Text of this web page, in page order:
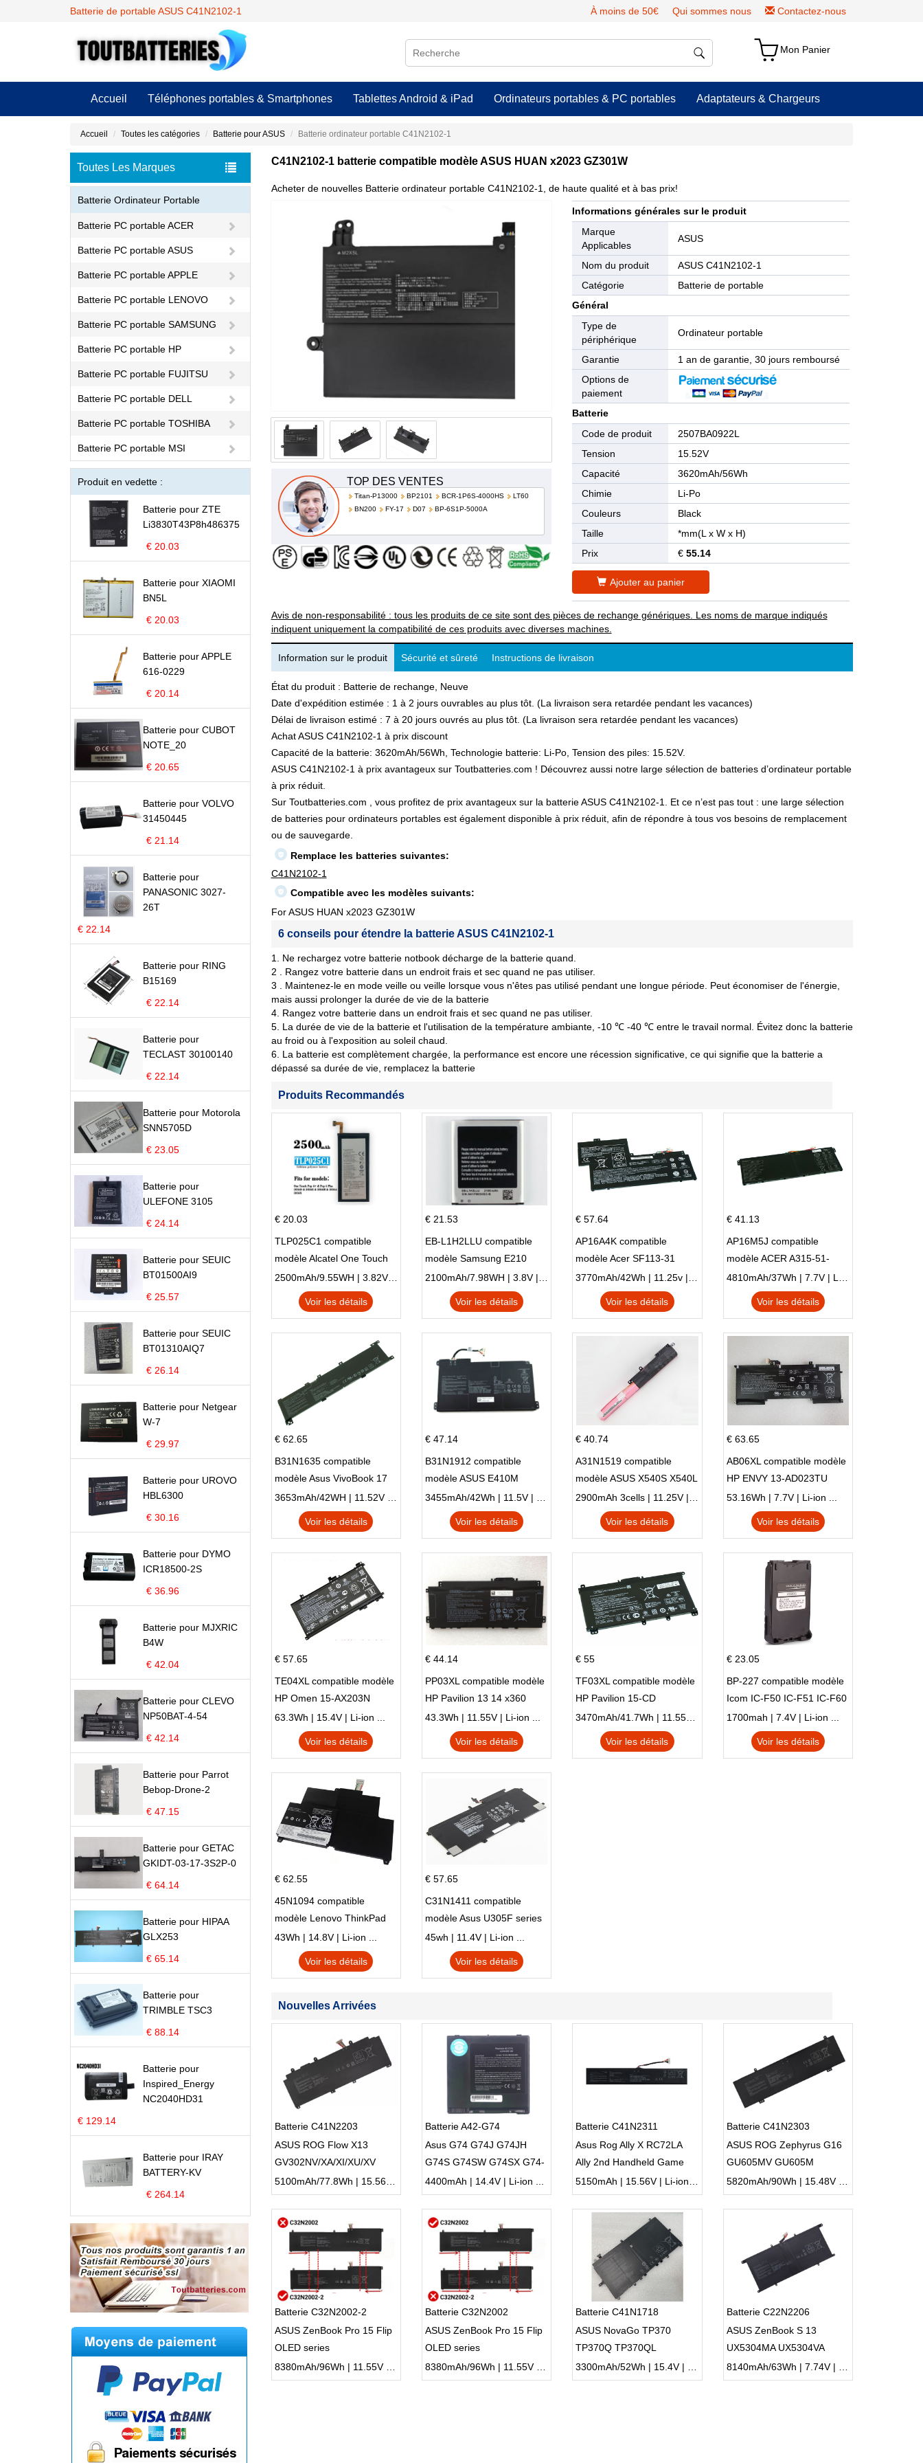
Batterie de portable ASUS C41N2102-1 À moins de 50€ Qui sommes nous Contactez-nous
Mon Panier
Accueil Téléphones portables & Smartphones Tablettes Android & iPad Ordinateurs portables & PC portables Adaptateurs & Chargeurs
Accueil Toutes les catégories Batterie pour ASUS Batterie ordinateur portable C41N2102-1
Toutes Les Marques
Batterie Ordinateur Portable
Batterie PC portable ACER
Batterie PC portable ASUS
Batterie PC portable APPLE
Batterie PC portable LENOVO
Batterie PC portable SAMSUNG
Batterie PC portable HP
Batterie PC portable FUJITSU
Batterie PC portable DELL
Batterie PC portable TOSHIBA
Batterie PC portable MSI
Produit en vedette :
Batterie pour ZTE
Li3830T43P8h486375
€ 20.03
Batterie pour XIAOMI
BN5L
€ 20.03
Batterie pour APPLE
616-0229
€ 20.14
Batterie pour CUBOT
NOTE_20
€ 20.65
Batterie pour VOLVO
31450445
€ 21.14
Batterie pour
PANASONIC 3027-
26T
€ 22.14
Batterie pour RING
B15169
€ 22.14
Batterie pour
TECLAST 30100140
€ 22.14
Batterie pour Motorola
SNN5705D
€ 23.05
Batterie pour
ULEFONE 3105
€ 24.14
Batterie pour SEUIC
BT01500AI9
€ 25.57
Batterie pour SEUIC
BT01310AIQ7
€ 26.14
Batterie pour Netgear
W-7
€ 29.97
Batterie pour UROVO
HBL6300
€ 30.16
Batterie pour DYMO
ICR18500-2S
€ 36.96
Batterie pour MJXRIC
B4W
€ 42.04
Batterie pour CLEVO
NP50BAT-4-54
€ 42.14
Batterie pour Parrot
Bebop-Drone-2
€ 47.15
Batterie pour GETAC
GKIDT-03-17-3S2P-0
€ 64.14
Batterie pour HIPAA
GLX253
€ 65.14
Batterie pour
TRIMBLE TSC3
€ 88.14
Batterie pour
Inspired_Energy
NC2040HD31
€ 129.14
Batterie pour IRAY
BATTERY-KV
€ 264.14
C41N2102-1 batterie compatible modèle ASUS HUAN x2023 GZ301W
Acheter de nouvelles Batterie ordinateur portable C41N2102-1, de haute qualité et à bas prix!
TOP DES VENTES
Titan-P13000 BP2101 BCR-1P6S-4000HS
LT60
BN200
FY-17 D07 BP-6S1P-5000A
Informations générales sur le produit
Marque
Applicables
ASUS
Nom du produit
ASUS C41N2102-1
Catégorie
Batterie de portable
Général
Type de
périphérique
Ordinateur portable
Garantie
1 an de garantie, 30 jours remboursé
Options de
paiement
Batterie
Code de produit
2507BA0922L
Tension
15.52V
Capacité
3620mAh/56Wh
Chimie
Li-Po
Couleurs
Black
Taille
*mm(L x W x H)
Prix
€55.14
Ajouter au panier
Avis de non-responsabilité : tous les produits de ce site sont des pièces de rechange génériques. Les noms de marque indiqués
indiquent uniquement la compatibilité de ces produits avec diverses machines.
Information sur le produit Sécurité et sûreté Instructions de livraison
État du produit : Batterie de rechange, Neuve
Date d'expédition estimée : 1 à 2 jours ouvrables au plus tôt. (La livraison sera retardée pendant les vacances)
Délai de livraison estimé : 7 à 20 jours ouvrés au plus tôt. (La livraison sera retardée pendant les vacances)
Achat ASUS C41N2102-1 à prix discount
Capacité de la batterie: 3620mAh/56Wh, Technologie batterie: Li-Po, Tension des piles: 15.52V.
ASUS C41N2102-1 à prix avantageux sur Toutbatteries.com ! Découvrez aussi notre large sélection de batteries d’ordinateur portable
à prix réduit.
Sur Toutbatteries.com , vous profitez de prix avantageux sur la batterie ASUS C41N2102-1. Et ce n’est pas tout : une large sélection
de batteries pour ordinateurs portables est également disponible à prix réduit, afin de répondre à tous vos besoins de remplacement
ou de sauvegarde.
Remplace les batteries suivantes:
C41N2102-1
Compatible avec les modèles suivants:
For ASUS HUAN x2023 GZ301W
6 conseils pour étendre la batterie ASUS C41N2102-1
1. Ne rechargez votre batterie notbook décharge de la batterie quand.
2 . Rangez votre batterie dans un endroit frais et sec quand ne pas utiliser.
3 . Maintenez-le en mode veille ou veille lorsque vous n'êtes pas utilisé pendant une longue période. Peut économiser de l'énergie,
mais aussi prolonger la durée de vie de la batterie
4. Rangez votre batterie dans un endroit frais et sec quand ne pas utiliser.
5. La durée de vie de la batterie et l'utilisation de la température ambiante, -10 ℃ -40 ℃ entre le travail normal. Évitez donc la batterie
au froid ou à l'exposition au soleil chaud.
6. La batterie est complètement chargée, la performance est encore une récession significative, ce qui signifie que la batterie a
dépassé sa durée de vie, remplacez la batterie
Produits Recommandés
€ 20.03
TLP025C1 compatible
modèle Alcatel One Touch
Pop 4 Plus OT-5056D
2500mAh/9.55WH | 3.82V | Li-ion ...
Voir les détails
€ 21.53
EB-L1H2LLU compatible
modèle Samsung E210
E210K i939
Voir les détails
€ 57.64
AP16A4K compatible
modèle Acer SF113-31
AO1-132 NE132
Voir les détails
€ 41.13
AP16M5J compatible
modèle ACER A315-51-
51SL N17Q1 SERIES
Voir les détails
€ 62.65
B31N1635 compatible
modèle Asus VivoBook 17
X705NC X705UA X705UV
X705UN X705UD
Voir les détails
€ 47.14
B31N1912 compatible
modèle ASUS E410M
E410MA L410MA
Voir les détails
€ 40.74
A31N1519 compatible
modèle ASUS X540S X540L
X540LA-SI302 X540SA
X540S
Voir les détails
€ 63.65
AB06XL compatible modèle
HP ENVY 13-AD023TU
HSTNN-DB8C 921438-855
TPN-I128
53.16Wh | 7.7V | Li-ion ...
Voir les détails
€ 57.65
TE04XL compatible modèle
HP Omen 15-AX203N
Omen 15 Series Pavilion 15
Series
63.3Wh | 15.4V | Li-ion ...
Voir les détails
€ 44.14
PP03XL compatible modèle
HP Pavilion 13 14 x360
L83388-AC1 L83388-421
HSTNN-LB8S M01118-421
M01144-005 13-BB 14-DV
43.3Wh | 11.55V | Li-ion ...
Voir les détails
€ 55
TF03XL compatible modèle
HP Pavilion 15-CD
Voir les détails
€ 23.05
BP-227 compatible modèle
Icom IC-F50 IC-F51 IC-F60
IC-F61 IC-M87
1700mah | 7.4V | Li-ion ...
Voir les détails
€ 62.55
45N1094 compatible
modèle Lenovo ThinkPad
Edge S230u Twist
43Wh | 14.8V | Li-ion ...
Voir les détails
€ 57.65
C31N1411 compatible
modèle Asus U305F series
45wh | 11.4V | Li-ion ...
Voir les détails
Nouvelles Arrivées
Batterie C41N2203
ASUS ROG Flow X13
GV302NV/XA/XI/XU/XV
5100mAh/77.8Wh | 15.56V | Li-ion ...
Batterie A42-G74
Asus G74 G74J G74JH
G74S G74SW G74SX G74-
4S2P A42G74
4400mAh | 14.4V | Li-ion ...
Batterie C41N2311
Asus Rog Ally X RC72LA
Ally 2nd Handheld Game
player Pc
Batterie C41N2303
ASUS ROG Zephyrus G16
GU605MV GU605M
GU605MI GU605MV
Batterie C32N2002-2
ASUS ZenBook Pro 15 Flip
OLED series
Batterie C32N2002
ASUS ZenBook Pro 15 Flip
OLED series
Batterie C41N1718
ASUS NovaGo TP370
TP370Q TP370QL
Batterie C22N2206
ASUS ZenBook S 13
UX5304MA UX5304VA